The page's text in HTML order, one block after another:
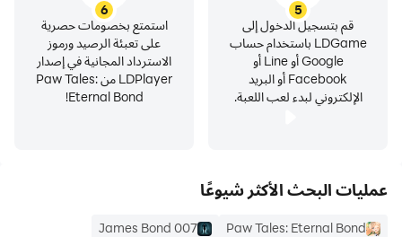
5
قم بتسجيل الدخول إلى
LDGame باستخدام حساب
Google أو Line أو
Facebook أو البريد
الإلكتروني لبدء لعب اللعبة.
6
استمتع بخصومات حصرية
على تعبئة الرصيد ورموز
الاسترداد المجانية في إصدار
LDPlayer من Paw Tales:
Eternal Bond!
عمليات البحث الأكثر شيوعًا
Paw Tales: Eternal Bond
James Bond 007